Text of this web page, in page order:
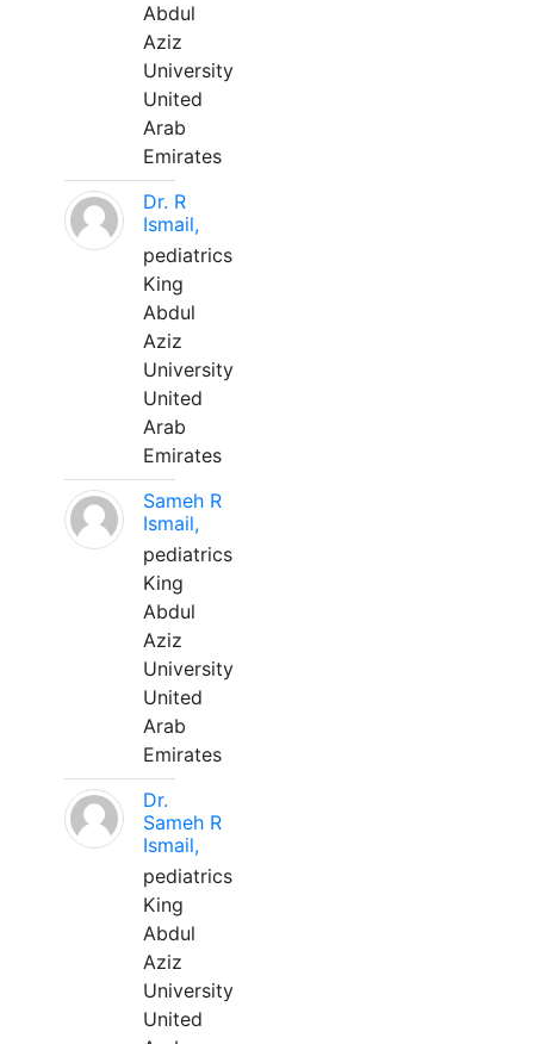
Abdul
Aziz
University
United
Arab
Emirates
Dr. R
Ismail,
pediatrics
King
Abdul
Aziz
University
United
Arab
Emirates
Sameh R
Ismail,
pediatrics
King
Abdul
Aziz
University
United
Arab
Emirates
Dr.
Sameh R
Ismail,
pediatrics
King
Abdul
Aziz
University
United